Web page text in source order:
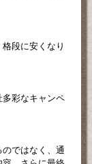
段に安くなり
多彩なキャンペ
ではなく、通